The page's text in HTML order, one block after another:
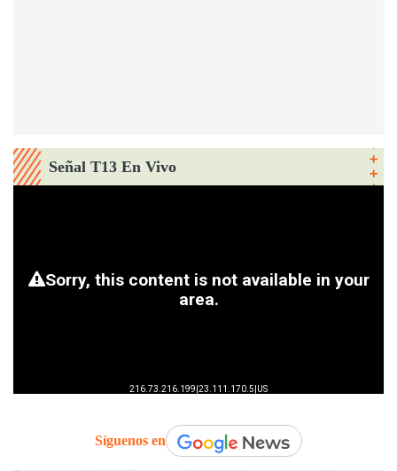
Señal T13 En Vivo
Síguenos en